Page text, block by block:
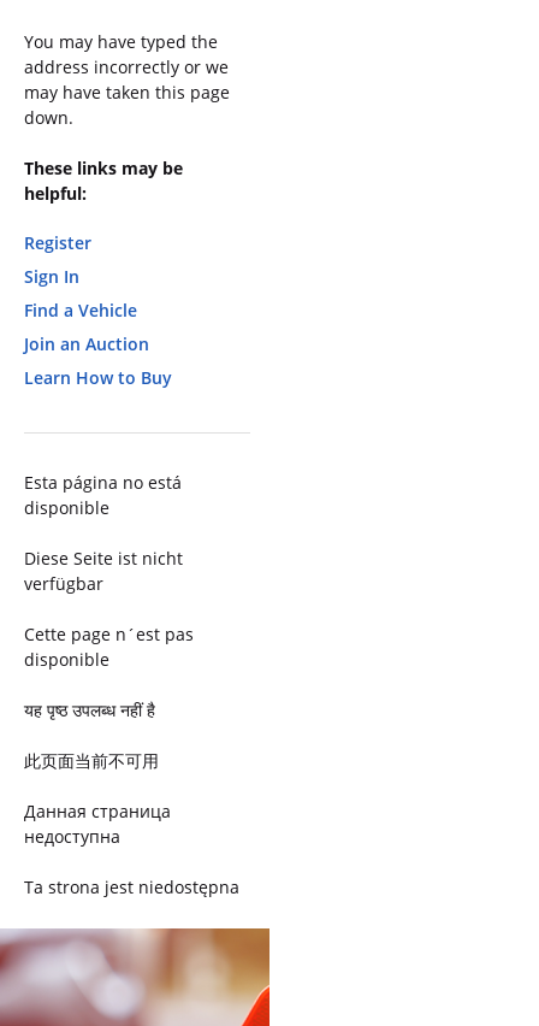
You may have typed the
address incorrectly or we
may have taken this page
down.
These links may be
helpful:
Register
Sign In
Find a Vehicle
Join an Auction
Learn How to Buy
Esta página no está
disponible
Diese Seite ist nicht
verfügbar
Cette page n´est pas
disponible
यह पृष्ठ उपलब्ध नहीं है
此页面当前不可用
Данная страница
недоступна
Ta strona jest niedostępna
Trang này không có
Esta página não está
disponível